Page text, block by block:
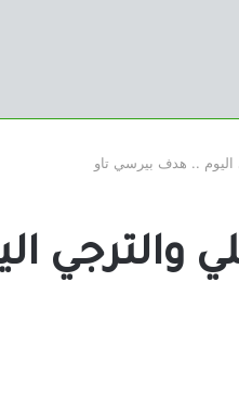
اليوم .. هدف بيرسي تاو
والترجي